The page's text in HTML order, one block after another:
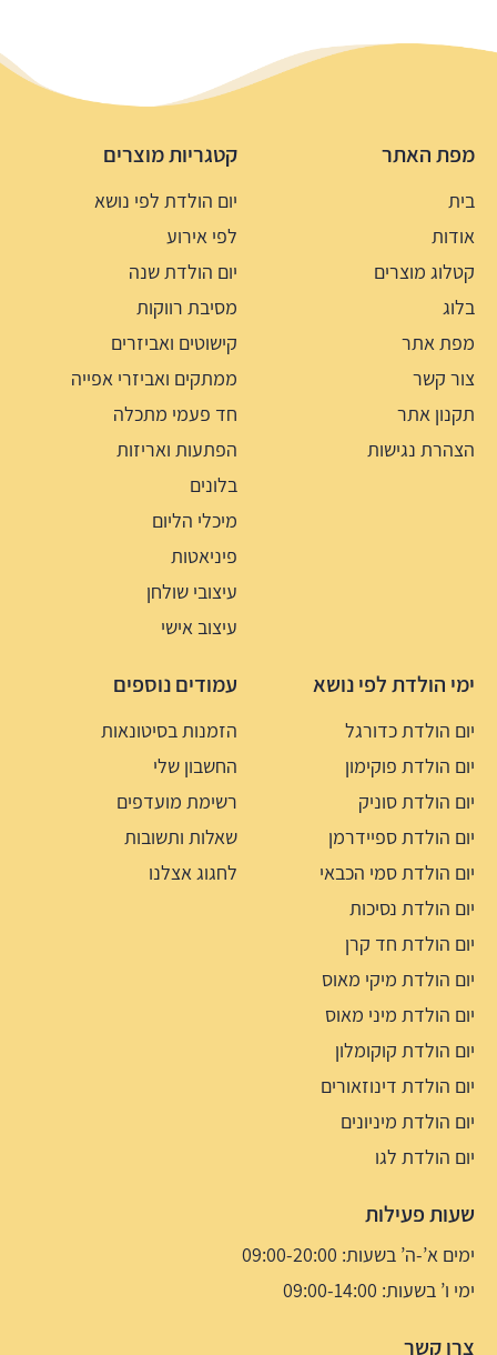
מפת האתר
בית
אודות
קטלוג מוצרים
בלוג
מפת אתר
צור קשר
תקנון אתר
הצהרת נגישות
קטגריות מוצרים
יום הולדת לפי נושא
לפי אירוע
יום הולדת שנה
מסיבת רווקות
קישוטים ואביזרים
ממתקים ואביזרי אפייה
חד פעמי מתכלה
הפתעות ואריזות
בלונים
מיכלי הליום
פיניאטות
עיצובי שולחן
עיצוב אישי
ימי הולדת לפי נושא
יום הולדת כדורגל
יום הולדת פוקימון
יום הולדת סוניק
יום הולדת ספיידרמן
יום הולדת סמי הכבאי
יום הולדת נסיכות
יום הולדת חד קרן
יום הולדת מיקי מאוס
יום הולדת מיני מאוס
יום הולדת קוקומלון
יום הולדת דינוזאורים
יום הולדת מיניונים
יום הולדת לגו
עמודים נוספים
הזמנות בסיטונאות
החשבון שלי
רשימת מועדפים
שאלות ותשובות
לחגוג אצלנו
שעות פעילות
ימים א’-ה’ בשעות: 09:00-20:00
ימי ו’ בשעות: 09:00-14:00
צרו קשר